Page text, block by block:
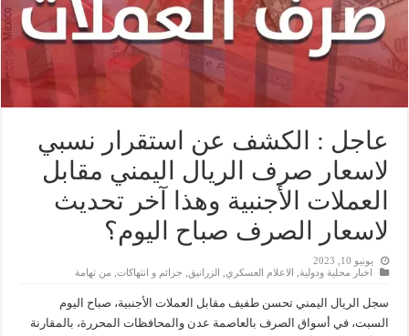
عاجل : الكشف عن استقرار نسبي
لاسعار صرف الريال اليمني مقابل
العملات الأجنبية وهذا آخر تحديث
لاسعار الصرف صباح اليوم؟
يونيو 10, 2023
اخبار محلية ودولية
الاعلام العسكري الزرانيق جرائم و انتهاكات من تهامة
سجل الريال اليمني تحسن طفيف مقابل العملات الأجنبية، صباح اليوم
السبت، في أسواق الصرف بالعاصمة عدن والمحافظات المحررة، بالمقارنة